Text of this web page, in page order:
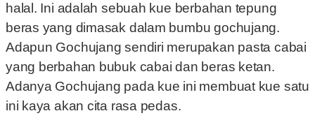
halal. Ini adalah sebuah kue berbahan tepung
beras yang dimasak dalam bumbu gochujang.
Adapun Gochujang sendiri merupakan pasta cabai
yang berbahan bubuk cabai dan beras ketan.
Adanya Gochujang pada kue ini membuat kue satu
ini kaya akan cita rasa pedas.